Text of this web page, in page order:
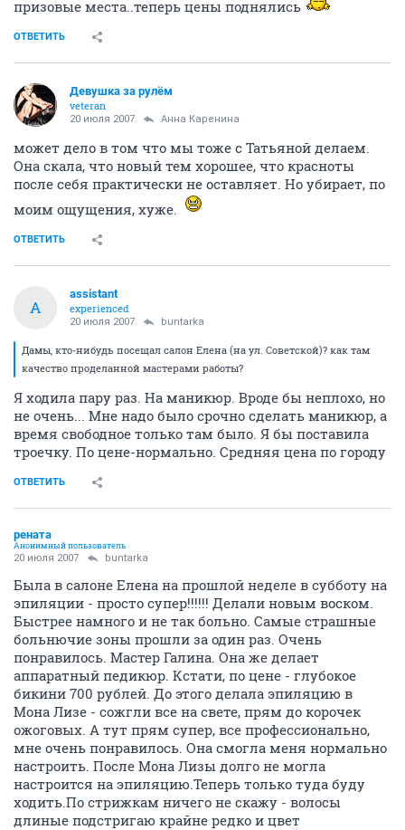
призовые места..теперь цены поднялись
ОТВЕТИТЬ
Девушка за рулём
veteran
20 июля 2007 Анна Каренина
может дело в том что мы тоже с Татьяной делаем.
Она скала, что новый тем хорошее, что красноты
после себя практически не оставляет. Но убирает, по
моим ощущения, хуже.
ОТВЕТИТЬ
A
assistant
experienced
20 июля 2007 buntarka
Дамы, кто-нибудь посещал салон Елена (на ул. Советской)? как там
качество проделанной мастерами работы?
Я ходила пару раз. На маникюр. Вроде бы неплохо, но
не очень... Мне надо было срочно сделать маникюр, а
время свободное только там было. Я бы поставила
троечку. По цене-нормально. Средняя цена по городу
ОТВЕТИТЬ
рената
Анонимный пользователь
20 июля 2007 buntarka
Была в салоне Елена на прошлой неделе в субботу на
эпиляции - просто супер!!!!!! Делали новым воском.
Быстрее намного и не так больно. Самые страшные
больнючие зоны прошли за один раз. Очень
понравилось. Мастер Галина. Она же делает
аппаратный педикюр. Кстати, по цене - глубокое
бикини 700 рублей. До этого делала эпиляцию в
Мона Лизе - сожгли все на свете, прям до корочек
ожоговых. А тут прям супер, все профессионально,
мне очень понравилось. Она смогла меня нормально
настроить. После Мона Лизы долго не могла
настроится на эпиляцию.Теперь только туда буду
ходить.По стрижкам ничего не скажу - волосы
длиные подстригаю крайне редко и цвет